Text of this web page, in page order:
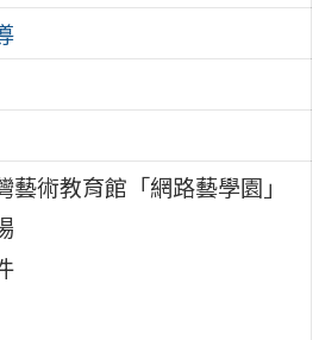
藝術教育館「網路藝學園」